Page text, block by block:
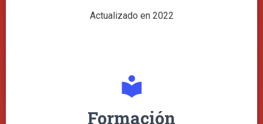
Actualizado en 2022
local_library
Formación